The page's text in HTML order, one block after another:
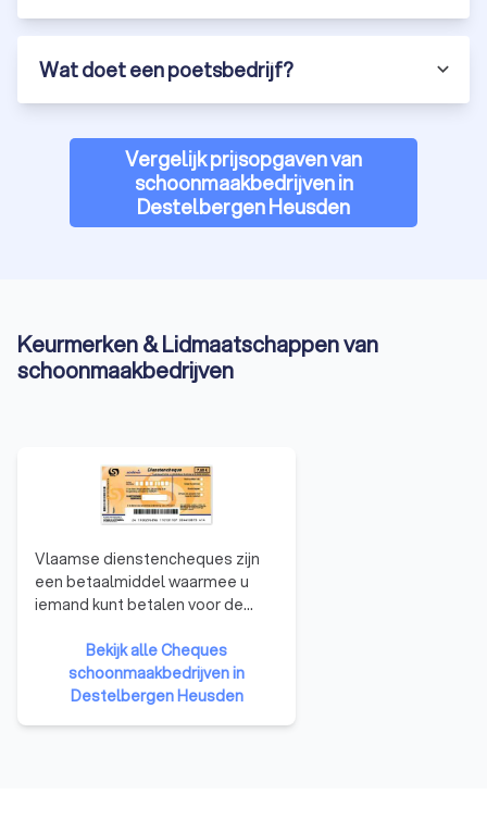
Wat doet een poetsbedrijf?
Vergelijk prijsopgaven van
schoonmaakbedrijven in
Destelbergen Heusden
Keurmerken & Lidmaatschappen van
schoonmaakbedrijven
Vlaamse dienstencheques zijn
een betaalmiddel waarmee u
iemand kunt betalen voor de
tegen een voordelig tarief doen
omdat de Vlaamse overheid een
financiële bijdrage levert. De
Bekijk alle Cheques
schoonmaakbedrijven in
Destelbergen Heusden